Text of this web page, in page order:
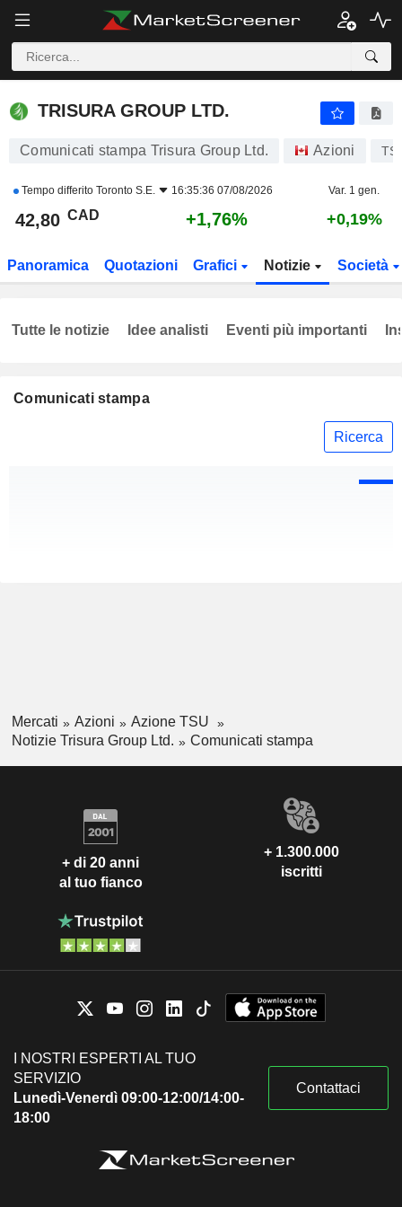
TRISURA GROUP LTD.
TRISURA GROUP LTD.
Comunicati stampa Trisura Group Ltd. Azioni
Tempo differito Toronto S.E. 16:35:36 07/08/2026 Var. 1 gen.
42,80 CAD +1,76% +0,19%
Panoramica Quotazioni Grafici Notizie Società
Comunicati stampa
Ricerca
Tutte le notizie Idee analisti Eventi più importanti
Mercati Azioni
Azione TSU
Notizie Trisura Group Ltd.
Comunicati stampa
+ di 20 anni
al tuo fianco
+ 1.300.000
iscritti
I NOSTRI ESPERTI AL TUO
SERVIZIO
Lunedì-Venerdì 09:00-12:00/14:00-
18:00
Contattaci